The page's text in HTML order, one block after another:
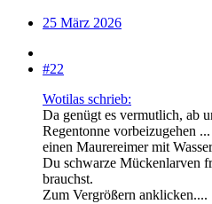
25 März 2026
#22
Wotilas schrieb:
Da genügt es vermutlich, ab
Regentonne vorbeizugehen
einen Maurereimer mit
Du schwarze Mückenlarven
brauchst.
Zum Vergrößern anklicken....